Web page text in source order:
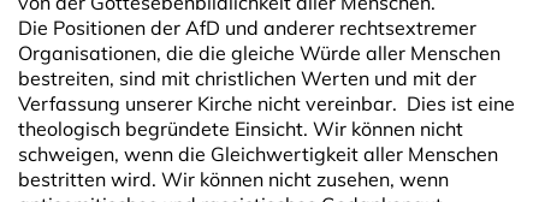
Die Positionen der AfD und anderer rechtsextremer
Organisationen, die die gleiche Würde aller Menschen
bestreiten, sind mit christlichen Werten und mit der
Verfassung unserer Kirche nicht vereinbar. Dies ist eine
theologisch begründete Einsicht. Wir können nicht
schweigen, wenn die Gleichwertigkeit aller Menschen
bestritten wird. Wir können nicht zusehen, wenn